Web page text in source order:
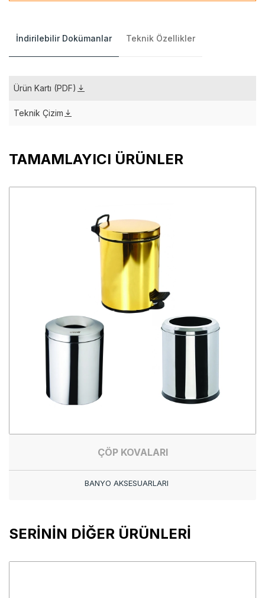
İndirilebilir Dokümanlar Teknik Özellikler
Ürün Kartı (PDF)
Teknik Çizim
TAMAMLAYICI ÜRÜNLER
ÇÖP KOVALARI
BANYO AKSESUARLARI
SERİNİN DİĞER ÜRÜNLERİ